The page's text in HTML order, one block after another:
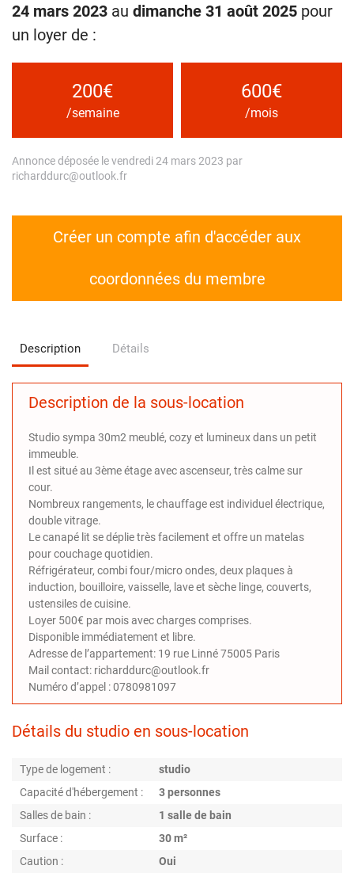
24 mars 2023 au dimanche 31 août 2025 pour
un loyer de :
200€
/semaine
600€
/mois
Annonce déposée le vendredi 24 mars 2023 par
richarddurc@outlook.fr
Créer un compte afin d'accéder aux
coordonnées du membre
Description Détails
Description de la sous-location
Studio sympa 30m2 meublé, cozy et lumineux dans un petit
immeuble.
Il est situé au 3ème étage avec ascenseur, très calme sur
cour.
Nombreux rangements, le chauffage est individuel électrique,
double vitrage.
Le canapé lit se déplie très facilement et offre un matelas
pour couchage quotidien.
Réfrigérateur, combi four/micro ondes, deux plaques à
induction, bouilloire, vaisselle, lave et sèche linge, couverts,
ustensiles de cuisine.
Loyer 500€ par mois avec charges comprises.
Disponible immédiatement et libre.
Adresse de l’appartement: 19 rue Linné 75005 Paris
Mail contact: richarddurc@outlook.fr
Numéro d’appel : 0780981097
Détails du studio en sous-location
Type de logement :
studio
Capacité d'hébergement :
3 personnes
Salles de bain :
1 salle de bain
Surface :
30 m²
Caution :
Oui